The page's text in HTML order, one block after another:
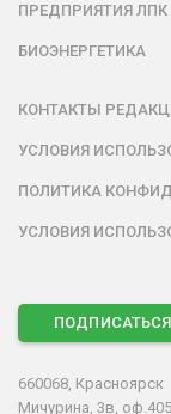
ПРЕДПРИЯТИЯ ЛПК
БИОЭНЕРГЕТИКА
КОНТАКТЫ
УСЛОВИЯ
ПОЛИТИКА
УСЛОВИЯ
ПОДПИСАТЬСЯ
660068, Красноярск
Мичурина, 3в, оф.405